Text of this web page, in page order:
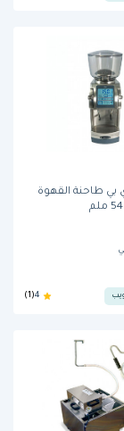
بي طاحنة القهوة
4
(1)